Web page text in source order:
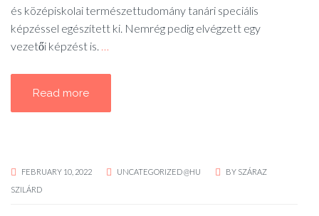
és középiskolai természettudomány tanári speciális
képzéssel egészített ki. Nemrég pedig elvégzett egy
vezetői képzést is. …
Read more
FEBRUARY 10, 2022 UNCATEGORIZED @HU BY SZÁRAZ
SZILÁRD